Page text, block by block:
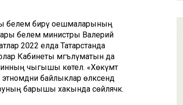
белем бирү оешмаларының
белем министры Валерий
2022 елда Татарстанда
Кабинеты мәгълүматын да
чыгышы көтелә. «Хөкүмәт
байлыклар өлкәсендә
барышы хакында сөйләячәк.